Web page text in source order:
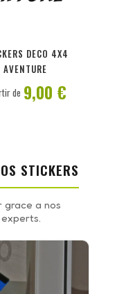
DECO 4X4
AVENTURE
de 9,00 €
STICKERS
grace a nos